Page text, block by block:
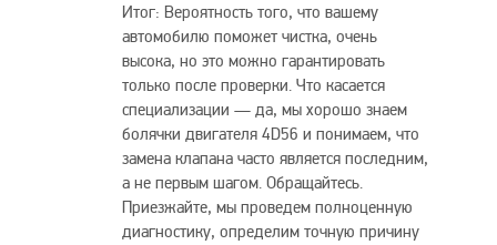
Итог: Вероятность того, что вашему
автомобилю поможет чистка, очень
высока, но это можно гарантировать
только после проверки. Что касается
специализации — да, мы хорошо знаем
болячки двигателя 4D56 и понимаем, что
замена клапана часто является последним,
а не первым шагом. Обращайтесь.
Приезжайте, мы проведем полноценную
диагностику, определим точную причину